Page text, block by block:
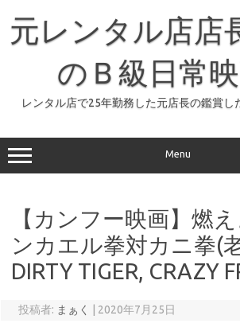
元レンタル店店
のＢ級日常
レンタル店で25年勤務した元店長の鑑賞し
Menu
【カンフー映画】燃
ンカエル拳対カニ拳(
DIRTY TIGER, CRAZY
投稿者: まぁく 2020年7月25日